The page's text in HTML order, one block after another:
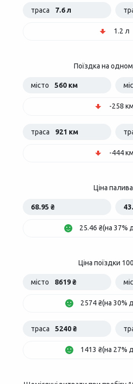
траса 7.6 л
1.2 л
Поїздка на
місто 560 км
-258 км
траса 921 км
-444 км
Ціна палива
68.95 ₴
25.46 ₴(на 37%
Ціна поїздки
місто 8619 ₴
2574 ₴(на 30%
траса 5240 ₴
1413 ₴(на 27%